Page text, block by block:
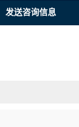
发送咨询信息